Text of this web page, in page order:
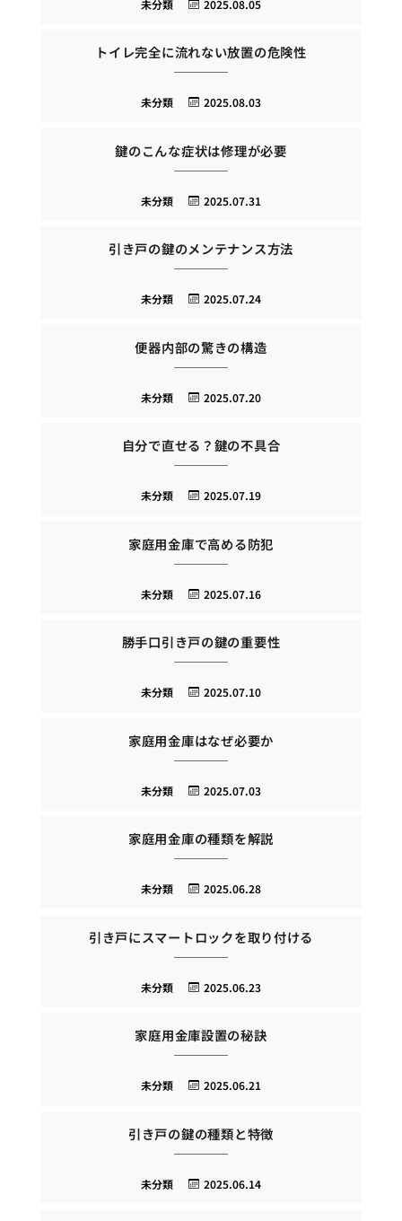
2025.08.05
未分類
トイレ完全に流れない放置の危険性
2025.08.03
未分類
鍵のこんな症状は修理が必要
2025.07.31
未分類
引き戸の鍵のメンテナンス方法
2025.07.24
未分類
便器内部の驚きの構造
2025.07.20
未分類
自分で直せる？鍵の不具合
2025.07.19
未分類
家庭用金庫で高める防犯
2025.07.16
未分類
勝手口引き戸の鍵の重要性
2025.07.10
未分類
家庭用金庫はなぜ必要か
2025.07.03
未分類
家庭用金庫の種類を解説
2025.06.28
未分類
引き戸にスマートロックを取り付ける
2025.06.23
未分類
家庭用金庫設置の秘訣
2025.06.21
未分類
引き戸の鍵の種類と特徴
2025.06.14
未分類